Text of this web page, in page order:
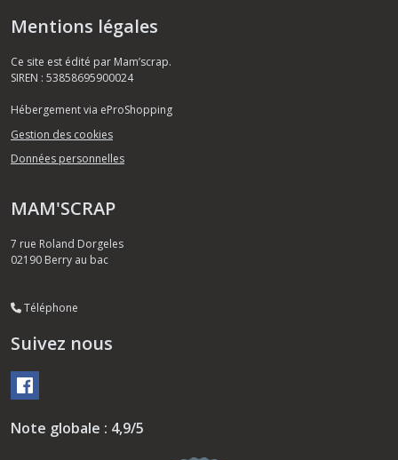
Mentions légales
Ce site est édité par Mam’scrap.
SIREN : 53858695900024
Hébergement via eProShopping
Gestion des cookies
Données personnelles
MAM'SCRAP
7 rue Roland Dorgeles
02190 Berry au bac
Téléphone
Suivez nous
Note globale : 4,9/5